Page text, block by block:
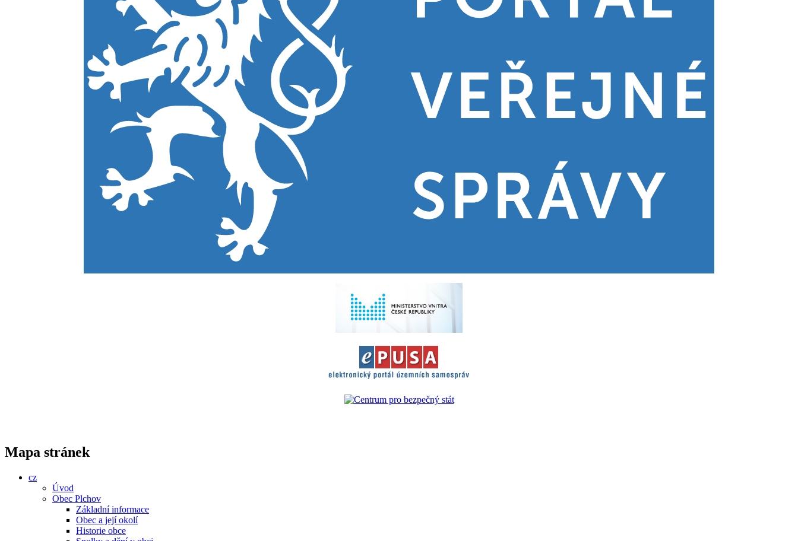
Mapa stránek
cz
Úvod
Obec Plchov
Základní informace
Obec a její okolí
Historie obce